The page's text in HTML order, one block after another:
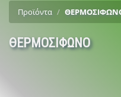
Προϊόντα
ΘΕΡΜΟΣΙΦΩΝΟ